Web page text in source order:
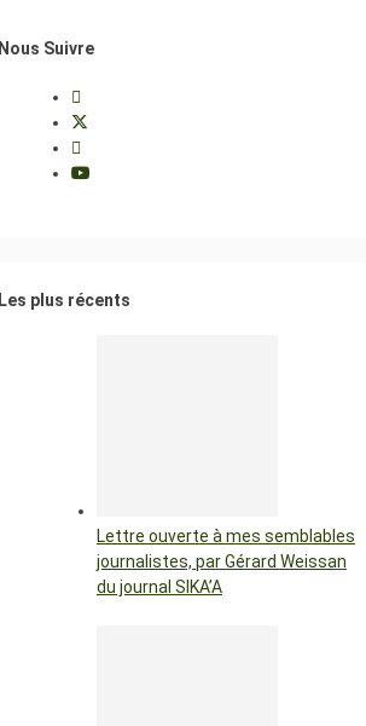
Nous Suivre
Les plus récents
Lettre ouverte à mes semblables
journalistes, par Gérard Weissan
du journal SIKA’A